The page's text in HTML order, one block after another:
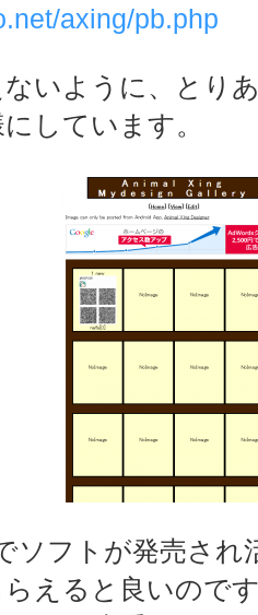
axing/pb.php
いように、とり
しています。
ソフトが発売され
らえると良いので